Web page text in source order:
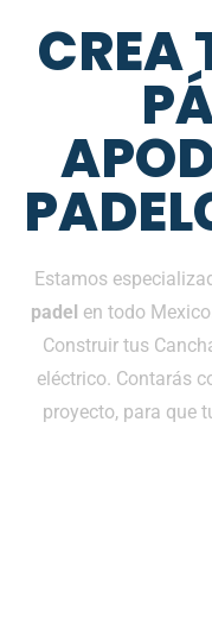
CREA
Estamos
padel en todo
Construir tus
eléctrico. Contarás
proyecto, para que